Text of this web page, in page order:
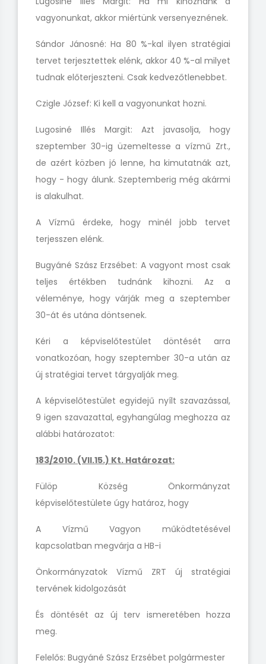
vagyonunkat, akkor miértünk versenyeznének.
Sándor Jánosné: Ha 80 %-kal ilyen stratégiai
tervet terjesztettek elénk, akkor 40 %-al milyet
tudnak előterjeszteni. Csak kedvezőtlenebbet.
Czigle József: Ki kell a vagyonunkat hozni.
Lugosiné Illés Margit: Azt javasolja, hogy
szeptember 30-ig üzemeltesse a vízmű Zrt.,
de azért közben jó lenne, ha kimutatnák azt,
hogy - hogy álunk. Szeptemberig még akármi
is alakulhat.
A Vízmű érdeke, hogy minél jobb tervet
terjesszen elénk.
Bugyáné Szász Erzsébet: A vagyont most csak
teljes értékben tudnánk kihozni. Az a
véleménye, hogy várják meg a szeptember
30-át és utána döntsenek.
Kéri a képviselőtestület döntését arra
vonatkozóan, hogy szeptember 30-a után az
új stratégiai tervet tárgyalják meg.
A képviselőtestület egyidejű nyílt szavazással,
9 igen szavazattal, egyhangúlag meghozza az
alábbi határozatot:
183/2010. (VII.15.) Kt. Határozat:
Fülöp Község Önkormányzat
képviselőtestülete úgy határoz, hogy
A Vízmű Vagyon működtetésével
kapcsolatban megvárja a HB-i
Önkormányzatok Vízmű
ZRT új stratégiai
tervének kidolgozását
És döntését az új terv ismeretében hozza
meg.
Felelős: Bugyáné Szász Erzsébet polgármester